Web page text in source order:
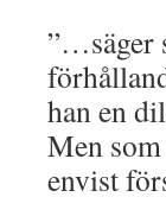
”…säger
han en
Men
envist